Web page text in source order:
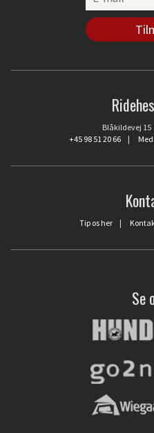
Blåkildevej
+45 98 51 20 66|
Tip os her |
Se